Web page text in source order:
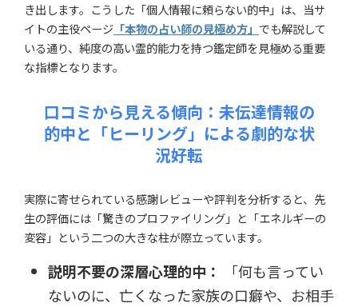
き出します。こうした「個人情報に頼らない的中」は、当サ
イトの主役ページ 「本物の占い師の見極め方」 でも解説して
いる通り、純度の高い霊的能力を持つ鑑定師を見極める重要
な指標となります。
口コミから見える傾向：未伝達情報の
的中と「ヒーリング」による劇的な状
況好転
実際に寄せられている感謝レビューや評判を分析すると、先
生の評価には「驚きのプロファイリング」と「エネルギーの
変容」という二つの大きな柱が際立っています。
説明不要の深層心理的中：
「何も言ってい
ないのに、亡くなった家族の口癖や、お相手